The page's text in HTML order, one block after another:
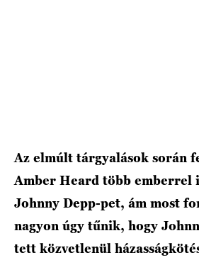
Az elmúlt tárgyalások során
Amber Heard több emberrel
Johnny Depp-pet, ám most
nagyon úgy tűnik, hogy
tett közvetlenül